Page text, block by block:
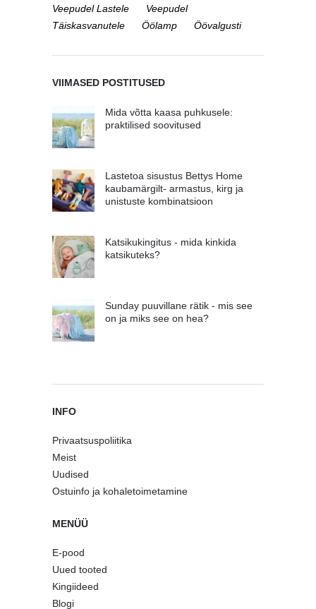
Veepudel Lastele
Veepudel
Täiskasvanutele
Öölamp Öövalgusti
VIIMASED POSTITUSED
Mida võtta kaasa puhkusele:
praktilised soovitused
Lastetoa sisustus Bettys Home
kaubamärgilt- armastus, kirg ja
unistuste kombinatsioon
Katsikukingitus - mida kinkida
katsikuteks?
Sunday puuvillane rätik - mis see
on ja miks see on hea?
INFO
Privaatsuspoliitika
Meist
Uudised
Ostuinfo ja kohaletoimetamine
MENÜÜ
E-pood
Uued tooted
Kingiideed
Blogi